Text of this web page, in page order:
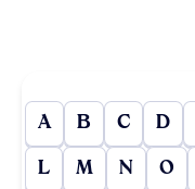
A B C D
L M N O